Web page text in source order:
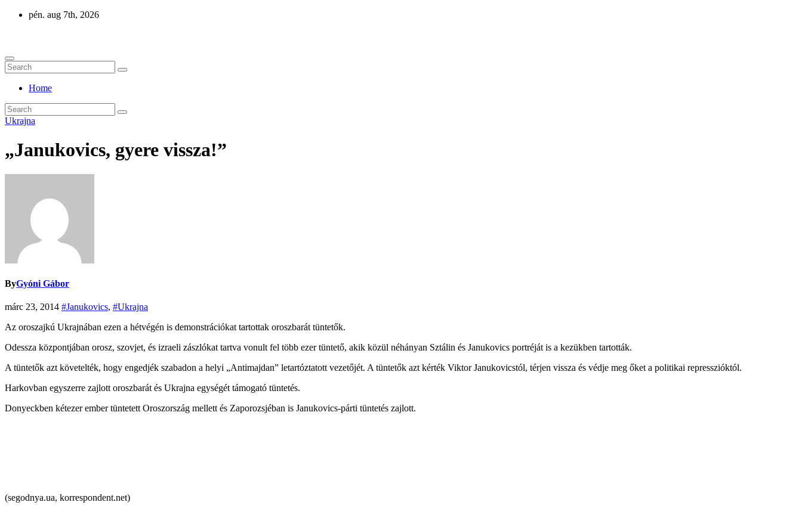
Skip
pén. aug 7th, 2026
Home
Ukrajna
„Janukovics, gyere vissza!”
ByGyóni Gábor
márc 23, 2014 #Janukovics, #Ukrajna
Az oroszajkú Ukrajnában ezen a hétvégén is demonstrációkat tartottak oroszbarát tüntetők.
Odessza központjában orosz, szovjet, és izraeli zászlókat tartva vonult fel több ezer tüntető, akik közül néhányan Sztálin és Janukovics portréját is a kezükben tartották.
A tüntetők azt követelték, hogy engedjék szabadon a helyi „Antimajdan” letartóztatott vezetőjét. A tüntetők azt kérték Viktor Janukovicstól, térjen vissza és védje meg őket a politikai represszióktól.
Harkovban egyszerre zajlott oroszbarát és Ukrajna egységét támogató tüntetés.
Donyeckben kétezer ember tüntetett Oroszország mellett és Zaporozsjéban is Janukovics-párti tüntetés zajlott.
(segodnya.ua, korrespondent.net)